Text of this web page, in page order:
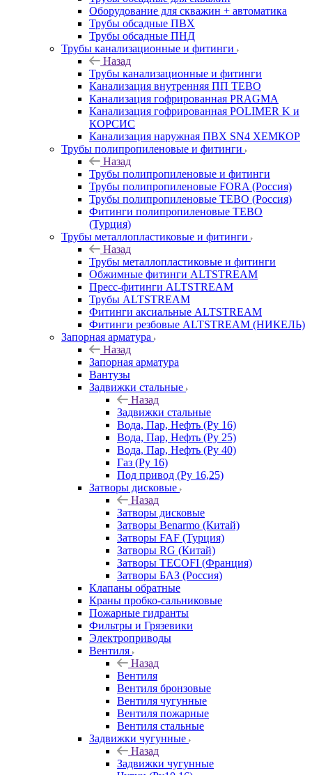
Оборудование для скважин + автоматика
Трубы обсадные ПВХ
Трубы обсадные ПНД
Трубы канализационные и фитинги
Назад
Трубы канализационные и фитинги
Канализация внутренняя ПП TEBO
Канализация гофрированная PRAGMA
Канализация гофрированная POLIMER K и
КОРСИС
Канализация наружная ПВХ SN4 ХЕМКОР
Трубы полипропиленовые и фитинги
Назад
Трубы полипропиленовые и фитинги
Трубы полипропиленовые FORA (Россия)
Трубы полипропиленовые TEBO (Россия)
Фитинги полипропиленовые TEBO
(Турция)
Трубы металлопластиковые и фитинги
Назад
Трубы металлопластиковые и фитинги
Обжимные фитинги ALTSTREAM
Пресс-фитинги ALTSTREAM
Трубы ALTSTREAM
Фитинги аксиальные ALTSTREAM
Фитинги резбовые ALTSTREAM (НИКЕЛЬ)
Запорная арматура
Назад
Запорная арматура
Вантузы
Задвижки стальные
Назад
Задвижки стальные
Вода, Пар, Нефть (Ру 16)
Вода, Пар, Нефть (Ру 25)
Вода, Пар, Нефть (Ру 40)
Газ (Ру 16)
Под привод (Ру 16,25)
Затворы дисковые
Назад
Затворы дисковые
Затворы Benarmo (Китай)
Затворы FAF (Турция)
Затворы RG (Китай)
Затворы TECOFI (Франция)
Затворы БАЗ (Россия)
Клапаны обратные
Краны пробко-сальниковые
Пожарные гидранты
Фильтры и Грязевики
Электроприводы
Вентиля
Назад
Вентиля
Вентиля бронзовые
Вентиля чугунные
Вентиля пожарные
Вентиля стальные
Задвижки чугунные
Назад
Задвижки чугунные